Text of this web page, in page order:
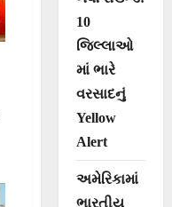
10
જિલ્લાઓ
માં ભારે
વરસાદનું
Yellow
Alert
અમેરિકામાં
ભારતીય